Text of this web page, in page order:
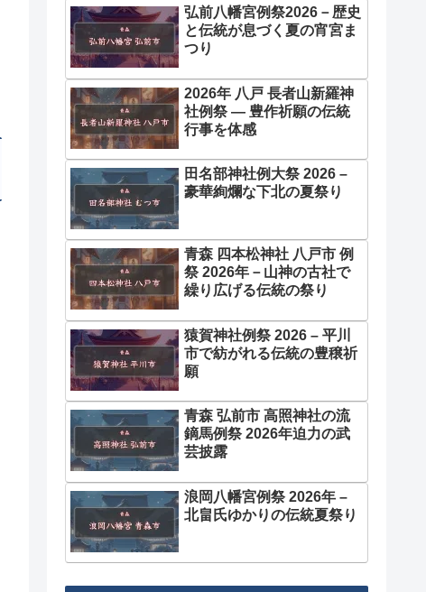
弘前八幡宮例祭2026－歴史
と伝統が息づく夏の宵宮ま
つり
2026年 八戸 長者山新羅神
社例祭 ― 豊作祈願の伝統
行事を体感
田名部神社例大祭 2026 –
豪華絢爛な下北の夏祭り
青森 四本松神社 八戸市 例
祭 2026年－山神の古社で
繰り広げる伝統の祭り
猿賀神社例祭 2026 – 平川
市で紡がれる伝統の豊穣祈
願
青森 弘前市 高照神社の流
鏑馬例祭 2026年迫力の武
芸披露
浪岡八幡宮例祭 2026年 –
北畠氏ゆかりの伝統夏祭り